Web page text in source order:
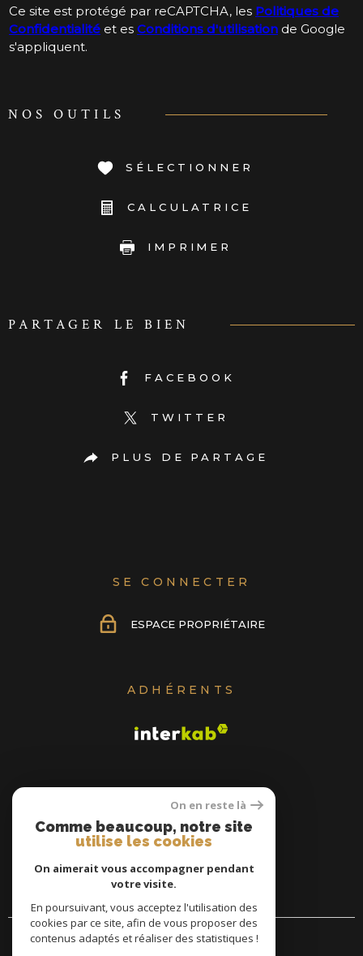
Ce site est protégé par reCAPTCHA, les Politiques de
Confidentialité et es Conditions d'utilisation de Google
s'appliquent.
NOS OUTILS
SÉLECTIONNER
CALCULATRICE
IMPRIMER
PARTAGER LE BIEN
FACEBOOK
TWITTER
PLUS DE PARTAGE
SE CONNECTER
ESPACE PROPRIÉTAIRE
ADHÉRENTS
On en reste là
Comme beaucoup, notre site
utilise les cookies
On aimerait vous accompagner pendant
votre visite.
En poursuivant, vous acceptez l'utilisation des
cookies par ce site, afin de vous proposer des
contenus adaptés et réaliser des statistiques !